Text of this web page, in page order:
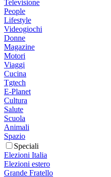
Televisione
People
Lifestyle
Videogiochi
Donne
Magazine
Motori
Viaggi
Cucina
Tgtech
E-Planet
Cultura
Salute
Scuola
Animali
Spazio
Speciali
Elezioni Italia
Elezioni estero
Grande Fratello